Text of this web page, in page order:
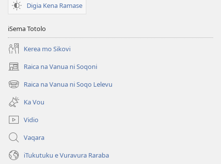
Digia Kena Ramase
iSema Totolo
Kerea mo Sikovi
Raica na Vanua ni Soqoni
(opens
new
window)
Raica na Vanua ni Soqo Lelevu
(opens
new
window)
Ka Vou
Vidio
Vaqara
iTukutuku e Vuravura Raraba